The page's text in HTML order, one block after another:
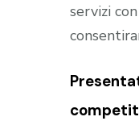
servizi